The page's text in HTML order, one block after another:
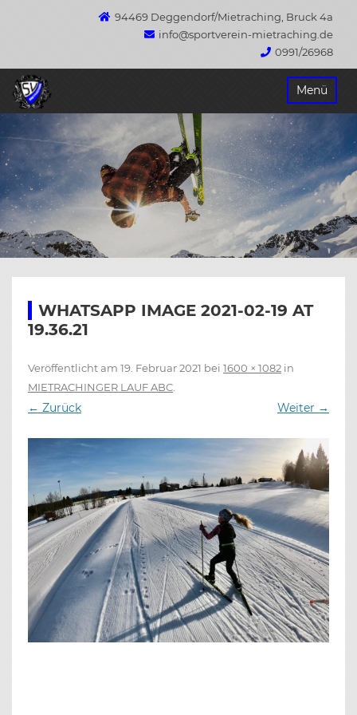
94469 Deggendorf/Mietraching, Bruck 4a
info@sportverein-mietraching.de
0991/26968
Menü
WHATSAPP IMAGE 2021-02-19 AT
19.36.21
Veröffentlicht am 19. Februar 2021 bei 1600 × 1082 in
MIETRACHINGER LAUF ABC
← Zurück Weiter →